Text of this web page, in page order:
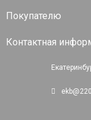
Покупателю
Контактная